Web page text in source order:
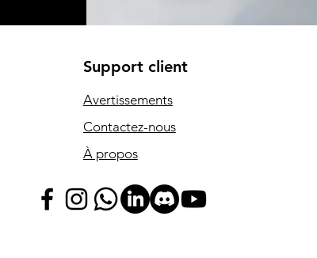
Support client
Avertissements
Contactez-nous
À propos